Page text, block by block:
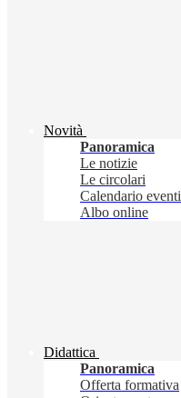
Novità
Panoramica
Le notizie
Le circolari
Calendario eventi
Albo online
Didattica
Panoramica
Offerta formativa